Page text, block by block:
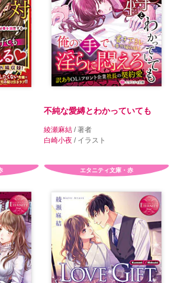
不純な愛縛とわかっていても
綾瀬麻結 / 著者
白崎小夜 / イラスト
エタニティ文庫・赤